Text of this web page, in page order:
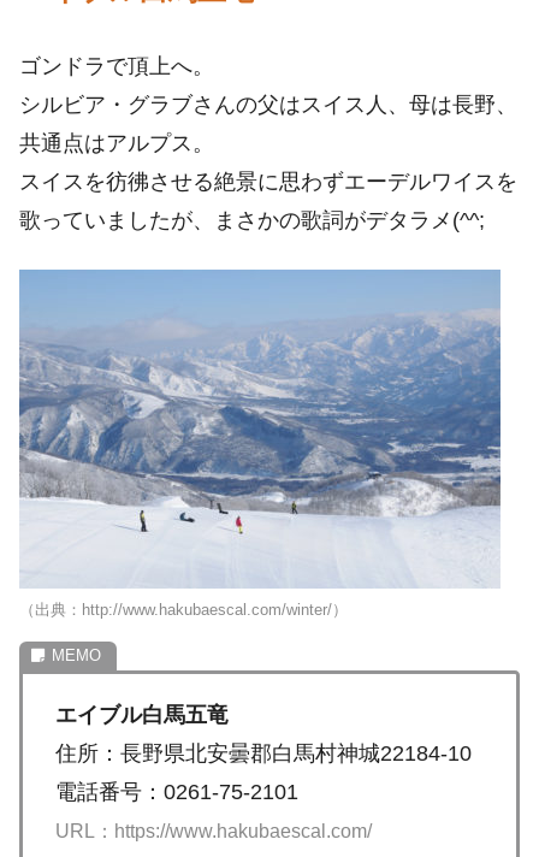
ゴンドラで頂上へ。
シルビア・グラブさんの父はスイス人、母は長野、
共通点はアルプス。
スイスを彷彿させる絶景に思わずエーデルワイスを
歌っていましたが、まさかの歌詞がデタラメ(^^;
（出典：http://www.hakubaescal.com/winter/）
エイブル白馬五竜
住所：長野県北安曇郡白馬村神城22184-10
電話番号：0261-75-2101
URL：https://www.hakubaescal.com/